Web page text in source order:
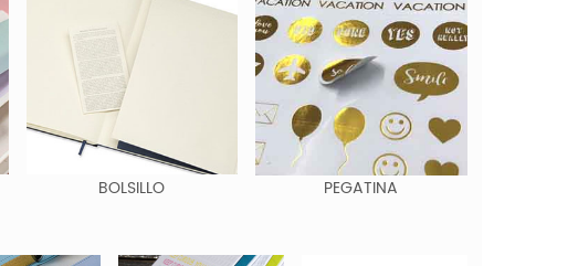
BOLSILLO PEGATINA